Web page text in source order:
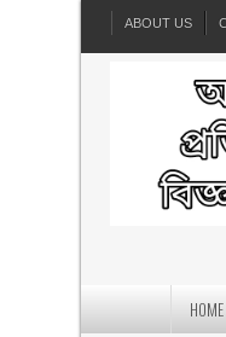
ABOUT US
HOME